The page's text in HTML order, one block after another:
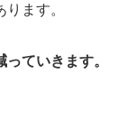
ります。
ていきます。